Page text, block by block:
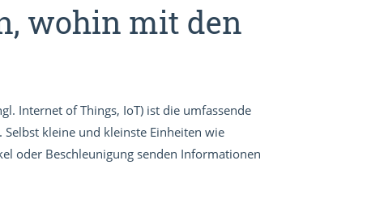
wohin mit den
Internet of Things, IoT) ist die umfassende
kleine und kleinste Einheiten wie
oder Beschleunigung senden Informationen